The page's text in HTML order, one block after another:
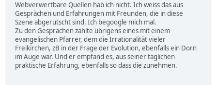
Webverwertbare Quellen hab ich nicht. Ich weiss das aus
Gesprächen und Erfahrungen mit Freunden, die in diese
Szene abgerutscht sind. Ich begoogle mich mal.
Zu den Gesprächen zählte übrigens eines mit einem
evangelischen Pfarrer, dem die Irrationalität vieler
Freikirchen, zB in der Frage der Evolution, ebenfalls ein Dorn
im Auge war. Und er empfand es, aus seiner täglichen
praktische Erfahrung, ebenfalls so dass die zunehmen.